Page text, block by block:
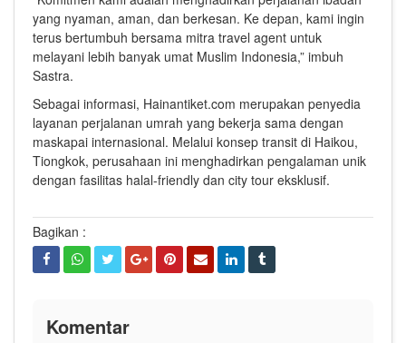
yang nyaman, aman, dan berkesan. Ke depan, kami ingin
terus bertumbuh bersama mitra travel agent untuk
melayani lebih banyak umat Muslim Indonesia,” imbuh
Sastra.
Sebagai informasi, Hainantiket.com merupakan penyedia
layanan perjalanan umrah yang bekerja sama dengan
maskapai internasional. Melalui konsep transit di Haikou,
Tiongkok, perusahaan ini menghadirkan pengalaman unik
dengan fasilitas halal-friendly dan city tour eksklusif.
Bagikan :
Komentar